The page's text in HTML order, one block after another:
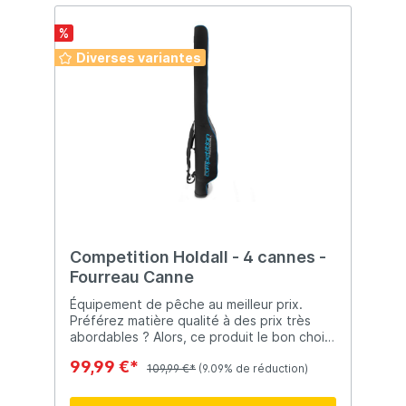
léger et durable.
%
Diverses variantes
Competition Holdall - 4 cannes -
Fourreau Canne
Équipement de pêche au meilleur prix.
Préférez matière qualité à des prix très
abordables ? Alors, ce produit le bon choix
produits efficaces qui font vraiment la
que vous, en tant que pêcheur, pouvez
99,99 €* 109,99 €* (9.09% de réduction)